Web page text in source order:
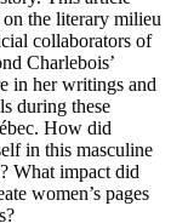
the literary milieu
collaborators of
Charlebois’
in her writings and
during these
How did
in this masculine
What impact did
women’s pages